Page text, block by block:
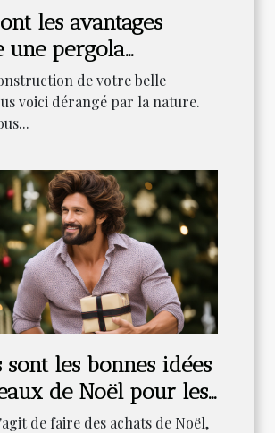
les avantages
une pergola
?
de votre belle
voici dérangé par la nature.
sont les bonnes idées
de Noël pour les
?de faire des achats de Noël,